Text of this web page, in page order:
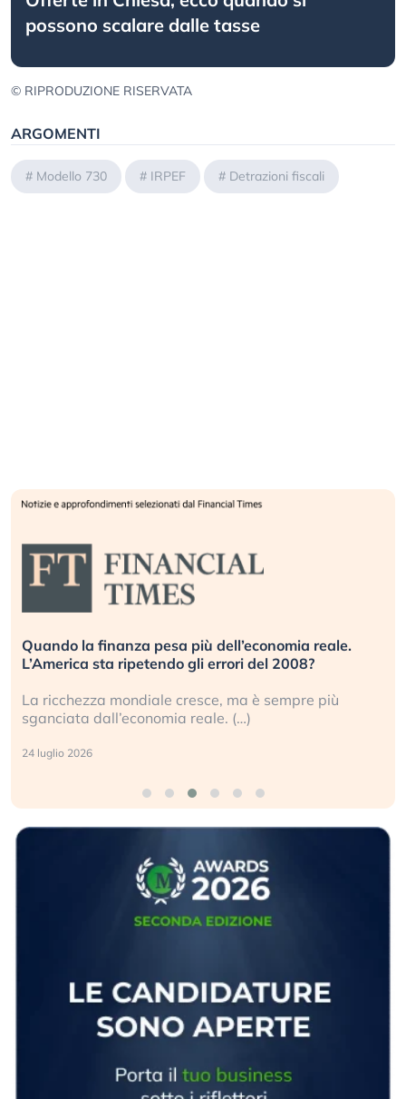
possono scalare dalle tasse
© RIPRODUZIONE RISERVATA
ARGOMENTI
# Modello 730 # IRPEF # Detrazioni fiscali
Russia e Cina pronti a spegnere Starlink. Gli
investitori stanno sottovalutando il rischio?
Gli investitori tech continuano a ignorare il rischio
geopolitico: il (…)
17 luglio 2026